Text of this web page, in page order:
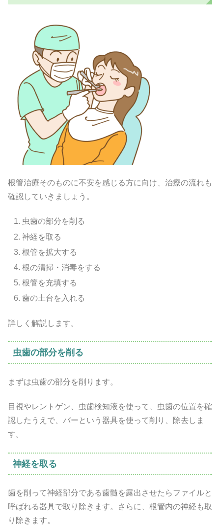
根管治療そのものに不安を感じる方に向け、治療の流れも
確認していきましょう。
虫歯の部分を削る
神経を取る
根管を拡大する
根の清掃・消毒をする
根管を充填する
歯の土台を入れる
詳しく解説します。
虫歯の部分を削る
まずは虫歯の部分を削ります。
目視やレントゲン、虫歯検知液を使って、虫歯の位置を確
認したうえで、バーという器具を使って削り、除去しま
す。
神経を取る
歯を削って神経部分である歯髄を露出させたらファイルと
呼ばれる器具で取り除きます。さらに、根管内の神経も取
り除きます。